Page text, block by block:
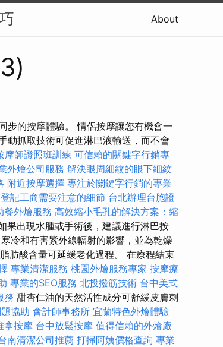
About
步的按摩體驗。 情侶按摩讓您有機會一
動抓取技術可促進淋巴液輸送，而不會
摩師證照班訓練 可信賴的關鍵字行銷專
外燴公司服務 解決眼周細紋的眼下細紋
附近按摩選擇 專注於關鍵字行銷的專業
登記工商需要注意的細節 台北辦理台胞證
餐外燴服務 高效縮小毛孔的解決方案：縮
果出現水腫或手術後，建議進行淋巴按
冷和有害紫外線輻射的影響，並為乾燥
肪酸含量可延緩老化過程。 在療程結束
專業清潔服務 桃園外燴服務專家 按摩療
專業的SEO服務 北投撥筋技術 台中美式
務 甜杏仁油的天然活性成分可舒緩皮膚刺
協助 會計師事務所 宜蘭特色外燴體驗
拿按摩 台中放鬆按摩 值得信賴的外燴廠
南清潔公司推薦 打掃阿姨價格查詢 專業